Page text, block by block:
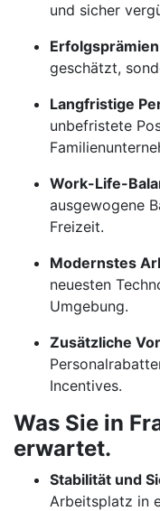
und sicher
geschätzt,
Langfristige
unbefristete
Work-Life-
ausgewogene
Freizeit.
Modernstes
neuesten
Umgebung.
Zusätzliche
Incentives.
Was Sie in
erwartet.
Stabilität und
Arbeitsplatz in